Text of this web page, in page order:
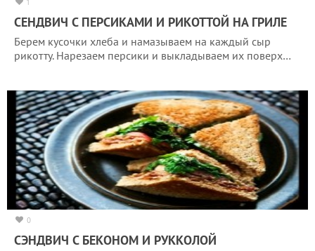
1
СЕНДВИЧ С ПЕРСИКАМИ И РИКОТТОЙ НА ГРИЛЕ
Берем кусочки хлеба и намазываем на каждый сыр
рикотту. Нарезаем персики и выкладываем их поверх…
0
СЭНДВИЧ С БЕКОНОМ И РУККОЛОЙ